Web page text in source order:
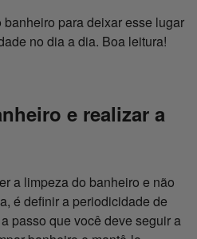
para deixar esse lugar
no dia a dia. Boa leitura!
e realizar a
a limpeza do banheiro e não
é definir a periodicidade de
passo que você deve seguir a